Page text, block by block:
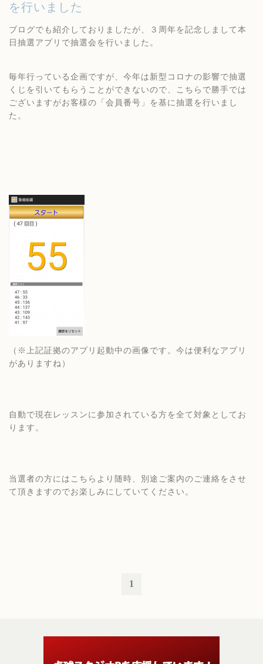
を行いました
ブログでも紹介しておりましたが、３周年を記念しまして本
日抽選アプリで抽選会を行いました。
毎年行っている企画ですが、今年は新型コロナの影響で抽選
くじを引いてもらうことができないので、こちらで勝手では
ございますがお客様の「会員番号」を基に抽選を行いまし
た。
（※上記証拠のアプリ起動中の画像です。今は便利なアプリ
がありますね）
自動で現在レッスンに参加されている方を全て対象としてお
ります。
当選者の方にはこちらより随時、別途ご案内のご連絡をさせ
て頂きますのでお楽しみにしていてください。
1